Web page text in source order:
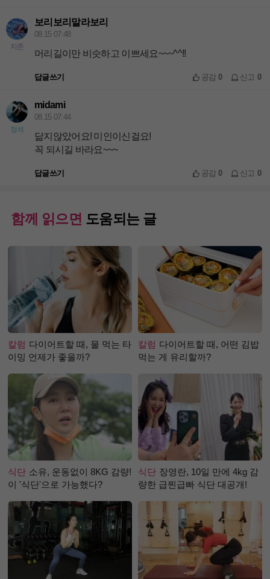
지존
보리보리말라보리
08.15 07:48
머리길이만 비슷하고 이쁘세요~~~^^!!
답글쓰기 공감0 신고 0
정석
midami
08.15 07:44
닮지않았어요! 미인이신걸요!
꼭 되시길 바라요~~~
답글쓰기 공감0 신고 0
함께 읽으면 도움되는 글
칼럼 다이어트할 때, 물 먹는 타
이밍 언제가 좋을까?
칼럼 다이어트할 때, 어떤 김밥
먹는 게 유리할까?
식단 소유, 운동없이 8KG 감량!
이 '식단'으로 가능했다?
식단 장영란, 10일 만에 4kg 감
량한 급찐급빠 식단 대공개!